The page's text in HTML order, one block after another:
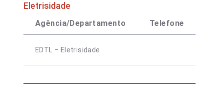
Eletrisidade
Agência/Departamento Telefone
EDTL – Eletrisidade